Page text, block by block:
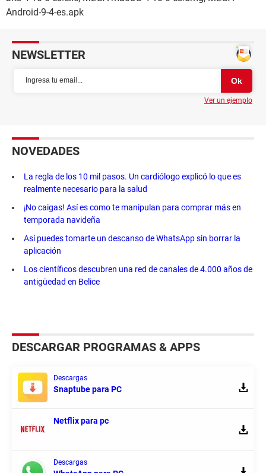
Android-9-4-es.apk
NEWSLETTER
Ver un ejemplo
NOVEDADES
La regla de los 10 mil pasos. Un cardiólogo explicó lo que es
realmente necesario para la salud
¡No caigas! Así es como te manipulan para comprar más en
temporada navideña
Así puedes tomarte un descanso de WhatsApp sin borrar la
aplicación
Los científicos descubren una red de canales de 4.000 años de
antigüedad en Belice
DESCARGAR PROGRAMAS & APPS
Descargas
Snaptube para PC
Netflix para pc
Descargas